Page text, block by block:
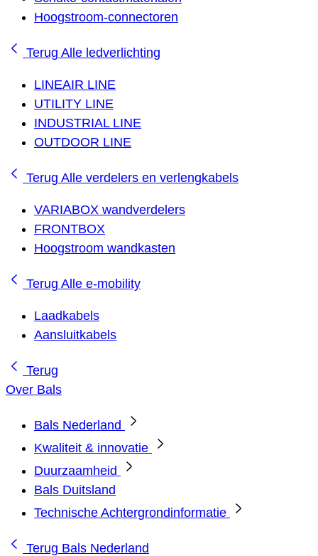
Hoogstroom-connectoren
Terug Alle ledverlichting
LINEAIR LINE
UTILITY LINE
INDUSTRIAL LINE
OUTDOOR LINE
Terug Alle verdelers en verlengkabels
VARIABOX wandverdelers
FRONTBOX
Hoogstroom wandkasten
Terug Alle e-mobility
Laadkabels
Aansluitkabels
Terug
Over Bals
Bals Nederland
Kwaliteit & innovatie
Duurzaamheid
Bals Duitsland
Technische Achtergrondinformatie
Terug Bals Nederland